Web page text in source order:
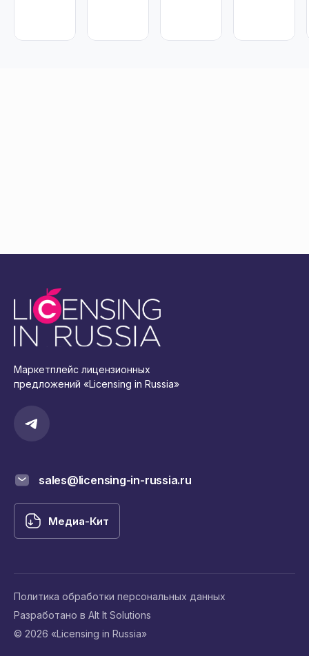
Маркетплейс лицензионных
предложений «Licensing in Russia»
sales@licensing-in-russia.ru
Медиа-Кит
© 2026 «Licensing in Russia»
Политика обработки персональных данных
Разработано в Alt It Solutions